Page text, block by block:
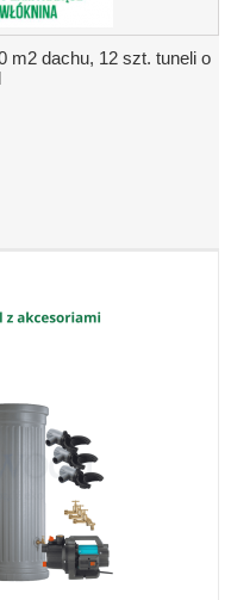
m2 dachu, 12 szt. tuneli o